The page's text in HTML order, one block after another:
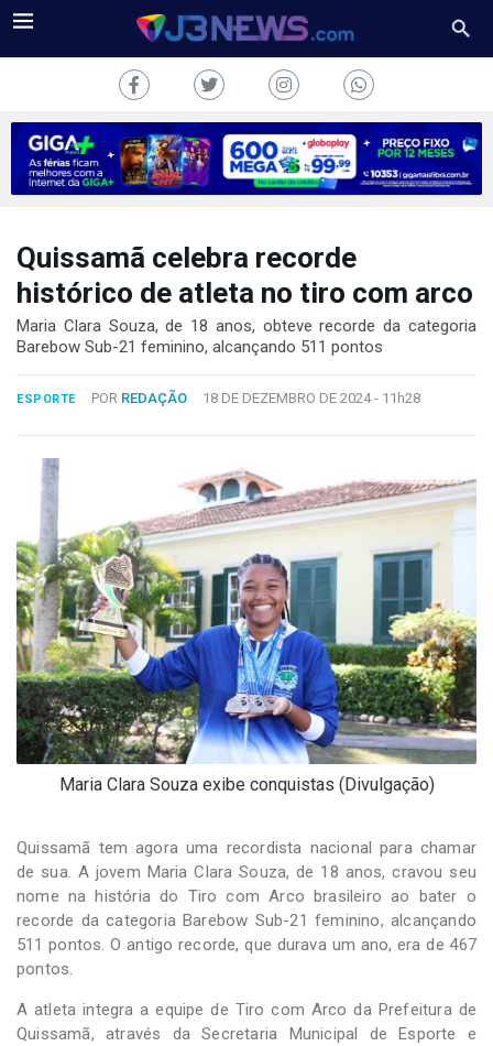
J3NEWS
TV
COLUNAS
FALE
Copyright
Desenvolvido
por
Hesea
Tecnologia
Sistemas
Quissamã celebra recorde
histórico de atleta no tiro com arco
Maria Clara Souza, de 18 anos, obteve recorde da categoria
Barebow Sub-21 feminino, alcançando 511 pontos
ESPORTE POR REDAÇÃO 18 DE DEZEMBRO DE 2024 - 11h28
Maria Clara Souza exibe conquistas (Divulgação)
Quissamã tem agora uma recordista nacional para chamar
de sua. A jovem Maria Clara Souza, de 18 anos, cravou seu
nome na história do Tiro com Arco brasileiro ao bater o
recorde da categoria Barebow Sub-21 feminino, alcançando
511 pontos. O antigo recorde, que durava um ano, era de 467
pontos.
A atleta integra a equipe de Tiro com Arco da Prefeitura de
Quissamã, através da Secretaria Municipal de Esporte e